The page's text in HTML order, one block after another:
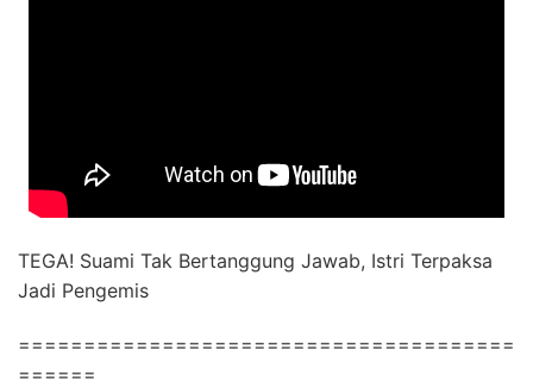
TEGA! Suami Tak Bertanggung Jawab, Istri Terpaksa
Jadi Pengemis
======================================
======